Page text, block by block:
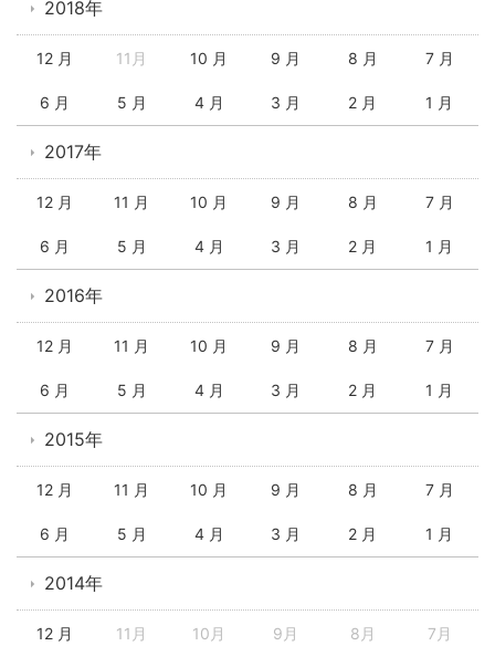
2018年
12 月 11月 10 月 9 月 8 月 7 月
6 月 5 月 4 月 3 月 2 月 1 月
2017年
12 月 11 月 10 月 9 月 8 月 7 月
6 月 5 月 4 月 3 月 2 月 1 月
2016年
12 月 11 月 10 月 9 月 8 月 7 月
6 月 5 月 4 月 3 月 2 月 1 月
2015年
12 月 11 月 10 月 9 月 8 月 7 月
6 月 5 月 4 月 3 月 2 月 1 月
2014年
12 月 11月 10月 9月 8月 7月